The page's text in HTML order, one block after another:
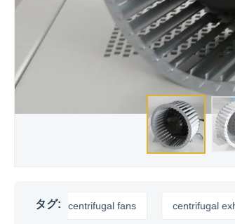
タグ:
centrifugal fans centrifugal exhaust